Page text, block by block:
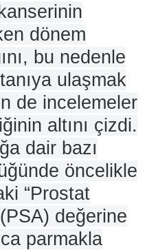
dönem
bu nedenle
ulaşmak
de incelemeler
altını çizdi.
dair bazı
öncelikle
“Prostat
değerine
parmakla